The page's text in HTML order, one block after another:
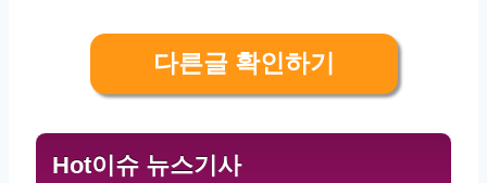
다른글 확인하기
Hot이슈 뉴스기사